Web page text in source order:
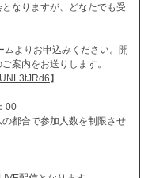
なりますが、どなたでも受
よりお申込みください。開
案内をお送りします。
】
00
都合で参加人数を制限させ